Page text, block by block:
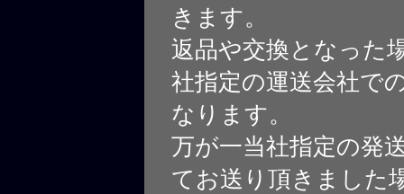
きます。
返品や交換となった
社指定の運送会社で
なります。
万が一当社指定の発
てお送り頂きました